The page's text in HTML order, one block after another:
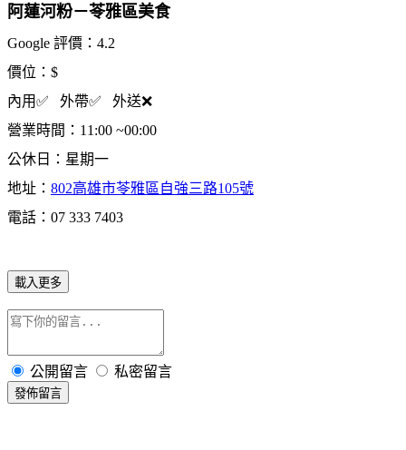
阿蓮河粉－苓雅區美食
Google 評價：4.2
價位：$
內用✅ 外帶✅ 外送❌
營業時間：11:00 ~00:00
公休日：星期一
地址： 802高雄市苓雅區自強三路105號
電話：07 333 7403
載入更多
公開留言 私密留言
發佈留言